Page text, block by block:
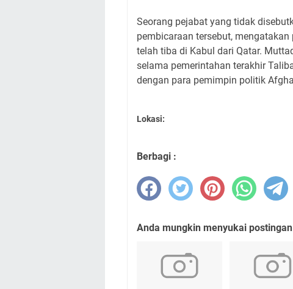
Seorang pejabat yang tidak
pembicaraan tersebut,
telah tiba di Kabul dari Qatar.
selama pemerintahan terakhir
dengan para pemimpin politik
Lokasi:
Berbagi :
Anda mungkin menyukai